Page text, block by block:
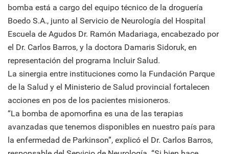
bomba está a cargo del equipo técnico de la droguería
Boedo S.A., junto al Servicio de Neurología del Hospital
Escuela de Agudos Dr. Ramón Madariaga, encabezado por
el Dr. Carlos Barros, y la doctora Damaris Sidoruk, en
representación del programa Incluir Salud.
La sinergia entre instituciones como la Fundación Parque
de la Salud y el Ministerio de Salud provincial fortalecen
acciones en pos de los pacientes misioneros.
“La bomba de apomorfina es una de las terapias
avanzadas que tenemos disponibles en nuestro país para
la enfermedad de Parkinson”, explicó el Dr. Carlos Barros,